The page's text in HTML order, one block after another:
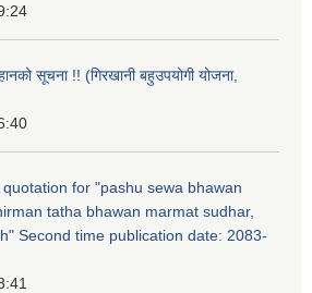
सूचना !! (गिरखानी बहुउपयोगी योजना,
for "pashu sewa bhawan
tatha bhawan marmat sudhar,
Second time publication date: 2083-